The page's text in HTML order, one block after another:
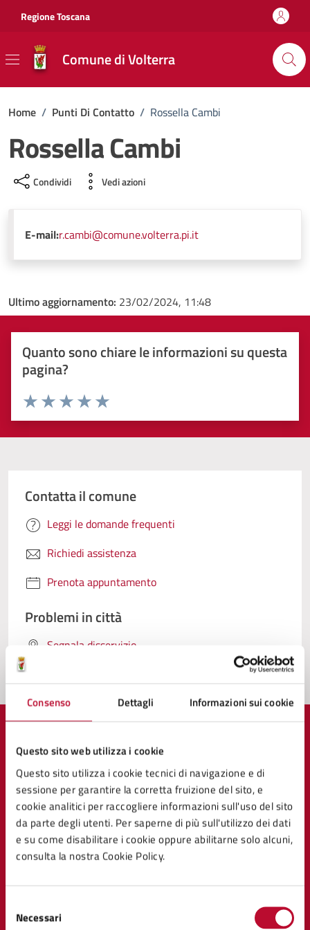
Consenso Dettagli Informazioni sui cookie
Questo sito web utilizza i cookie
Questo sito utilizza i cookie tecnici di navigazione e di
sessione per garantire la corretta fruizione del sito, e
cookie analitici per raccogliere informazioni sull'uso del sito
da parte degli utenti. Per saperne di più sull'utilizzo dei dati
e su come disabilitare i cookie oppure abilitarne solo alcuni,
consulta la nostra Cookie Policy.
delNecessari
Regione Toscana
Comune di Volterra
Home / Punti Di Contatto / Rossella Cambi
Rossella Cambi
Condividi Vedi azioni
E-mail:r.cambi@comune.volterra.pi.it
Ultimo aggiornamento: 23/02/2024, 11:48
Quanto sono chiare le informazioni su questa
pagina?
Valuta 5 stelle su 5
Valuta 4 stelle su 5
Valuta 3 stelle su 5
Valuta 2 stelle su 5
Valuta 1 stelle su 5
Contatta il comune
Leggi le domande frequenti
Richiedi assistenza
Prenota appuntamento
Problemi in città
Segnala disservizio
Comune di Volterra
AMMINISTRAZIONE
Organi di governo
Aree amministrative
Politici